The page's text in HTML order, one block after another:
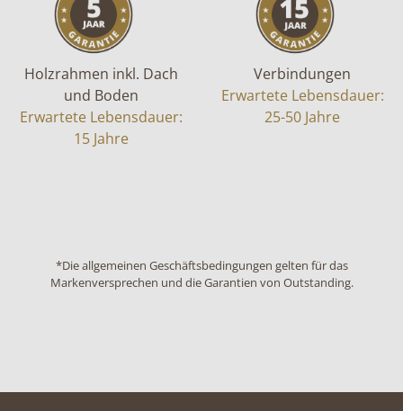
Holzrahmen inkl. Dach
und Boden
Erwartete Lebensdauer:
15 Jahre
Verbindungen
Erwartete Lebensdauer:
25-50 Jahre
*Die allgemeinen Geschäftsbedingungen gelten für das
Markenversprechen und die Garantien von Outstanding.